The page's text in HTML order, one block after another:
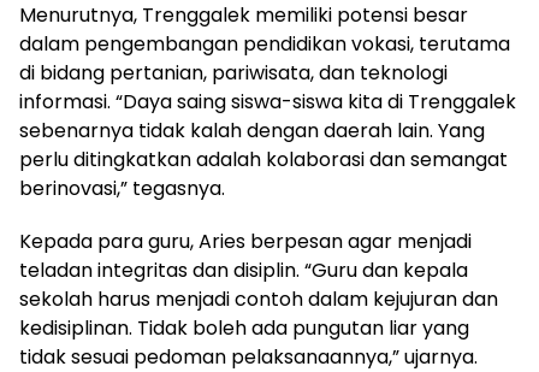
Menurutnya, Trenggalek memiliki potensi besar
dalam pengembangan pendidikan vokasi, terutama
di bidang pertanian, pariwisata, dan teknologi
informasi. “Daya saing siswa-siswa kita di Trenggalek
sebenarnya tidak kalah dengan daerah lain. Yang
perlu ditingkatkan adalah kolaborasi dan semangat
berinovasi,” tegasnya.
Kepada para guru, Aries berpesan agar menjadi
teladan integritas dan disiplin. “Guru dan kepala
sekolah harus menjadi contoh dalam kejujuran dan
kedisiplinan. Tidak boleh ada pungutan liar yang
tidak sesuai pedoman pelaksanaannya,” ujarnya.